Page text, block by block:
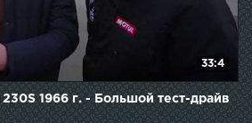
33:4
230S 1966 г. - Большой тест-драйв